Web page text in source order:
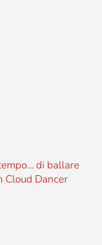
di ballare
Cloud Dancer